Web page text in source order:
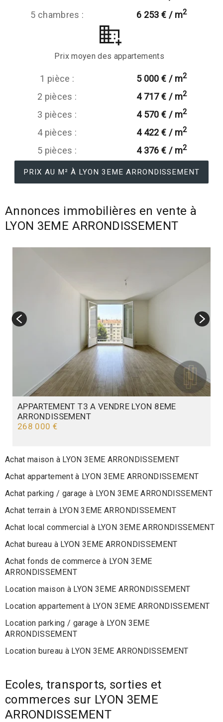
5 chambres :
6 253 € / m2
Prix moyen des appartements
1 pièce : 5 000 € / m2
2 pièces : 4 717 € / m2
3 pièces : 4 570 € / m2
4 pièces : 4 422 € / m2
5 pièces : 4 376 € / m2
PRIX AU M² À LYON 3EME ARRONDISSEMENT
Annonces immobilières en vente à
LYON 3EME ARRONDISSEMENT
APPARTEMENT T3 A VENDRE LYON 8EME
ARRONDISSEMENT
268 000 €
Achat maison à LYON 3EME ARRONDISSEMENT
Achat appartement à LYON 3EME ARRONDISSEMENT
Achat parking / garage à LYON 3EME ARRONDISSEMENT
Achat terrain à LYON 3EME ARRONDISSEMENT
Achat local commercial à LYON 3EME ARRONDISSEMENT
Achat bureau à LYON 3EME ARRONDISSEMENT
Achat fonds de commerce à LYON 3EME
ARRONDISSEMENT
Location maison à LYON 3EME ARRONDISSEMENT
Location appartement à LYON 3EME ARRONDISSEMENT
Location parking / garage à LYON 3EME
ARRONDISSEMENT
Location bureau à LYON 3EME ARRONDISSEMENT
Ecoles, transports, sorties et
commerces sur LYON 3EME
ARRONDISSEMENT